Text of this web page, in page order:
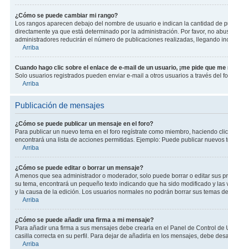
¿Cómo se puede cambiar mi rango?
Los rangos aparecen debajo del nombre de usuario e indican la cantidad
directamente ya que está determinado por la administración. Por favor, no
administradores reducirán el número de publicaciones realizadas, llegando
Arriba
Cuando hago clic sobre el enlace de e-mail de un usuario, ¡me pide que
Solo usuarios registrados pueden enviar e-mail a otros usuarios a través del
Arriba
Publicación de mensajes
¿Cómo se puede publicar un mensaje en el foro?
Para publicar un nuevo tema en el foro regístrate como miembro, haciendo
encontrará una lista de acciones permitidas. Ejemplo: Puede publicar nuevos
Arriba
¿Cómo se puede editar o borrar un mensaje?
A menos que sea administrador o moderador, solo puede borrar o editar sus
su tema, encontrará un pequeño texto indicando que ha sido modificado y
y la causa de la edición. Los usuarios normales no podrán borrar sus temas
Arriba
¿Cómo se puede añadir una firma a mi mensaje?
Para añadir una firma a sus mensajes debe crearla en el Panel de Control de
casilla correcta en su perfil. Para dejar de añadirla en los mensajes, debe
Arriba